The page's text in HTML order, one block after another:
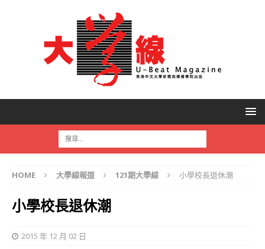
HOME 大學線報道 121期大學線 小學校長退休潮
小學校長退休潮
2015 年 12 月 02 日